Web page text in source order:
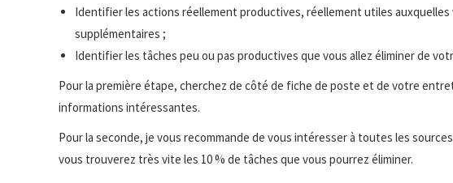
Identifier les actions réellement productives, réellement utiles
supplémentaires ;
Identifier les tâches peu ou pas productives que vous allez éliminer de
Pour la première étape, cherchez de côté de fiche de poste et de votre
informations intéressantes.
Pour la seconde, je vous recommande de vous intéresser à toutes les sources
vous trouverez très vite les 10 % de tâches que vous pourrez éliminer.